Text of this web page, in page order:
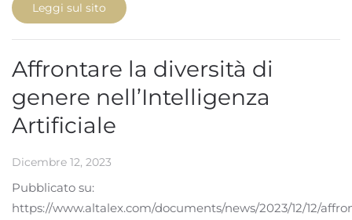
Leggi sul sito
Affrontare la diversità di
genere nell’Intelligenza
Artificiale
Dicembre 12, 2023
Pubblicato su:
https://www.altalex.com/documents/news/2023/12/12/